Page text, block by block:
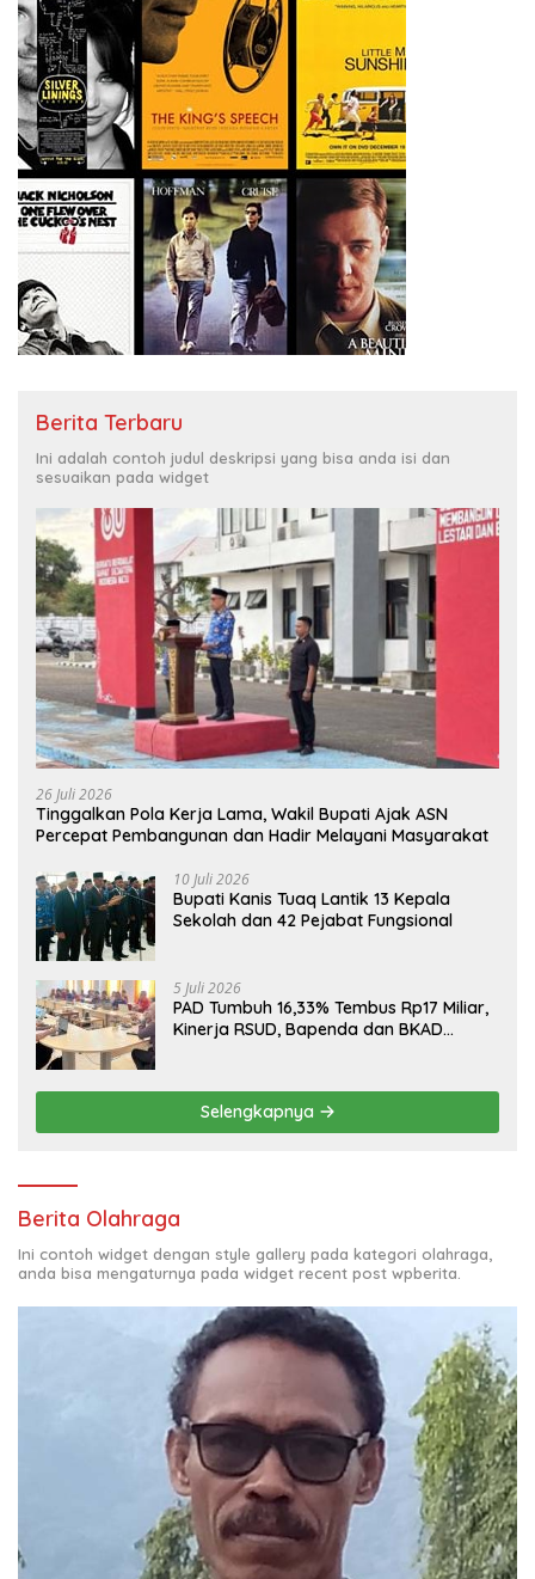
Berita Terbaru
Ini adalah contoh judul deskripsi yang bisa anda isi dan
sesuaikan pada widget
26 Juli 2026
Tinggalkan Pola Kerja Lama, Wakil Bupati Ajak ASN
Percepat Pembangunan dan Hadir Melayani Masyarakat
10 Juli 2026
Bupati Kanis Tuaq Lantik 13 Kepala
Sekolah dan 42 Pejabat Fungsional
5 Juli 2026
PAD Tumbuh 16,33% Tembus Rp17 Miliar,
Kinerja RSUD, Bapenda dan BKAD
Selengkapnya
Berita Olahraga
Ini contoh widget dengan style gallery pada kategori olahraga,
anda bisa mengaturnya pada widget recent post wpberita.